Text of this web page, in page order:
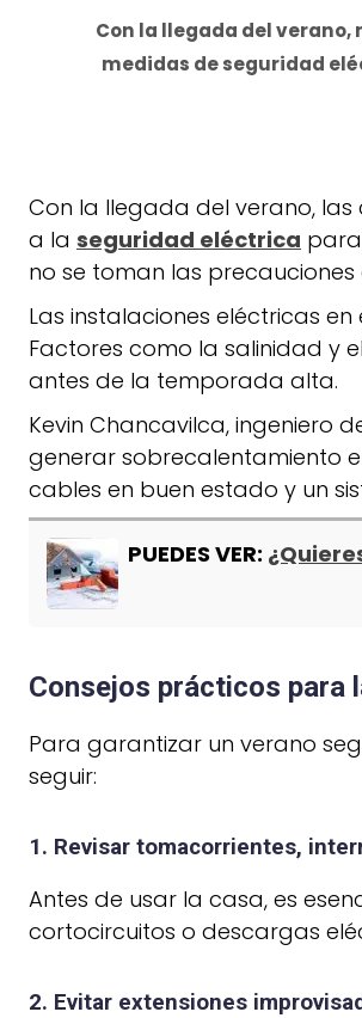
Con la llegada del
medidas de seguridad
Con la llegada del verano,
a la seguridad eléctrica
no se toman las
Las instalaciones eléctricas
Factores como la salinidad y
antes de la temporada alta.
Kevin Chancavilca, ingeniero
generar sobrecalentamiento
cables en buen estado y un
PUEDES VER:
Consejos prácticos para
Para garantizar un verano
seguir:
1. Revisar tomacorrientes,
Antes de usar la casa, es
cortocircuitos o descargas
2. Evitar extensiones